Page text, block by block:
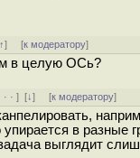
↑] [к модератору]
в целую ОСь?
· ·][↓] [к модератору]
в
выглядит